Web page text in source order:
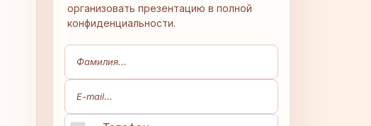
организовать презентацию в полной
конфиденциальности.